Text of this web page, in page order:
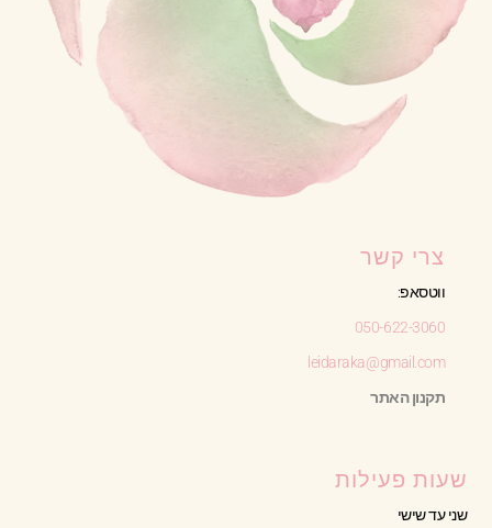
צרי קשר
ווטסאפ:
050-622-3060
leidaraka@gmail.com
תקנון האתר
שעות פעילות
שני עד שישי